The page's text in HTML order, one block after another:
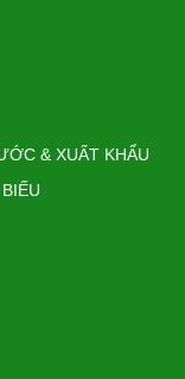
& XUẤT KHẨU